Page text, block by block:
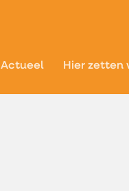
Actueel Hier zetten